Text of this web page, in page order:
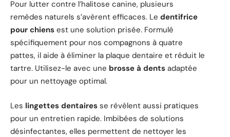
Pour lutter contre l’halitose canine, plusieurs
remèdes naturels s’avèrent efficaces. Le dentifrice
pour chiens est une solution prisée. Formulé
spécifiquement pour nos compagnons à quatre
pattes, il aide à éliminer la plaque dentaire et réduit le
tartre. Utilisez-le avec une brosse à dents adaptée
pour un nettoyage optimal.
Les lingettes dentaires se révèlent aussi pratiques
pour un entretien rapide. Imbibées de solutions
désinfectantes, elles permettent de nettoyer les